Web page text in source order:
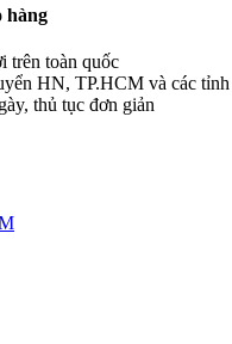
hàng
trên toàn quốc
HN, TP.HCM và các
thủ tục đơn giản